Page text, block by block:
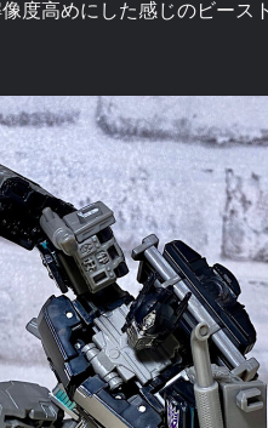
度高めにした感じのビース